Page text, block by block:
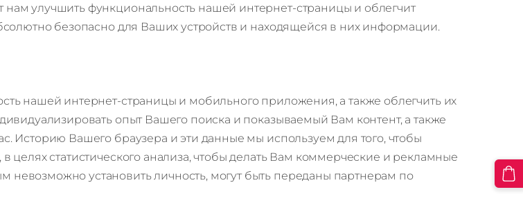
улучшить функциональность нашей интернет-страницы и облегчит
безопасно для Ваших устройств и находящейся в них информации.
нашей интернет-страницы и мобильного приложения, а также облегчить их
опыт Вашего поиска и показываемый Вам контент, а также
Историю Вашего браузера и эти данные мы используем для того, чтобы
целях статистического анализа, чтобы делать Вам коммерческие и рекламные
установить личность, могут быть переданы партнерам по